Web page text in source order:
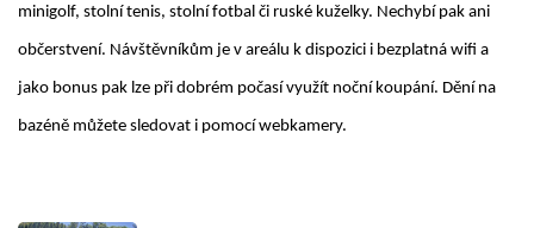
minigolf, stolní tenis, stolní fotbal či ruské kuželky. Nechybí pak ani
občerstvení. Návštěvníkům je v areálu k dispozici i bezplatná wifi a
jako bonus pak lze při dobrém počasí využít noční koupání. Dění na
bazéně můžete sledovat i pomocí webkamery.